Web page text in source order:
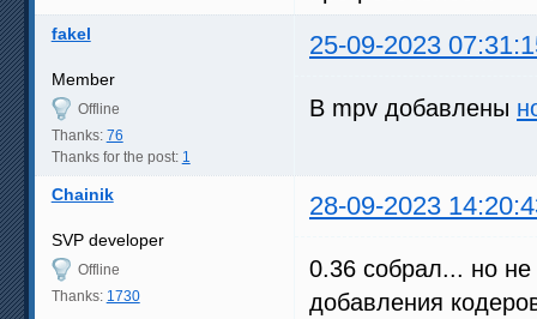
fakel 25-09-2023
Member
Offline
Thanks: 76
Thanks for the post: 1
В mpv добавлены
Chainik 28-09-2023
SVP developer
Offline
Thanks: 1730
0.36 собрал... но не
добавления